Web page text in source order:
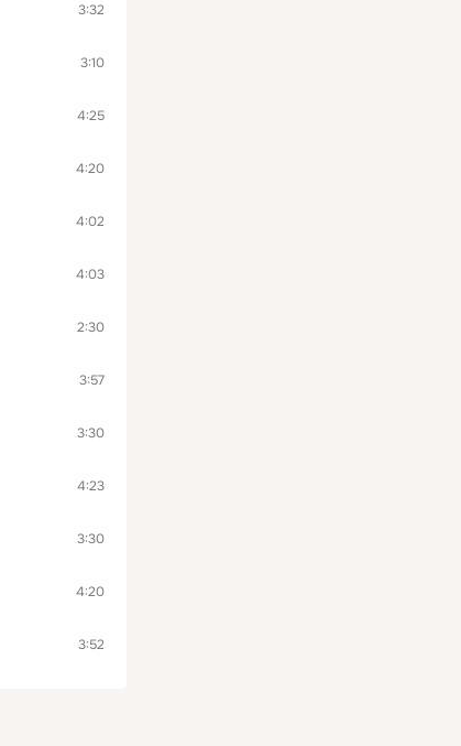
3:32
3:10
4:25
4:20
4:02
4:03
2:30
3:57
3:30
4:23
3:30
4:20
3:52